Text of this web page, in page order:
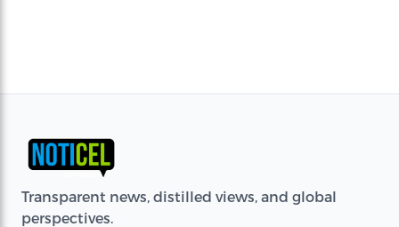
Transparent news, distilled views, and global
perspectives.